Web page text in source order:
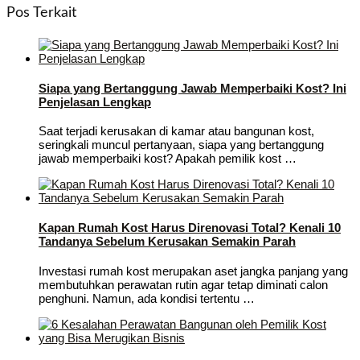
Pos Terkait
Siapa yang Bertanggung Jawab Memperbaiki Kost? Ini
Penjelasan Lengkap
Saat terjadi kerusakan di kamar atau bangunan kost,
seringkali muncul pertanyaan, siapa yang bertanggung
jawab memperbaiki kost? Apakah pemilik kost …
Kapan Rumah Kost Harus Direnovasi Total? Kenali 10
Tandanya Sebelum Kerusakan Semakin Parah
Investasi rumah kost merupakan aset jangka panjang yang
membutuhkan perawatan rutin agar tetap diminati calon
penghuni. Namun, ada kondisi tertentu …